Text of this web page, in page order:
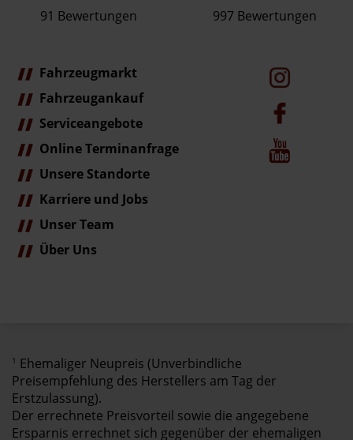
91 Bewertungen 997 Bewertungen
Fahrzeugmarkt
Fahrzeugankauf
Serviceangebote
Online Terminanfrage
Unsere Standorte
Karriere und Jobs
Unser Team
Über Uns
1 Ehemaliger Neupreis (Unverbindliche
Preisempfehlung des Herstellers am Tag der
Erstzulassung).
Der errechnete Preisvorteil sowie die angegebene
Ersparnis errechnet sich gegenüber der ehemaligen